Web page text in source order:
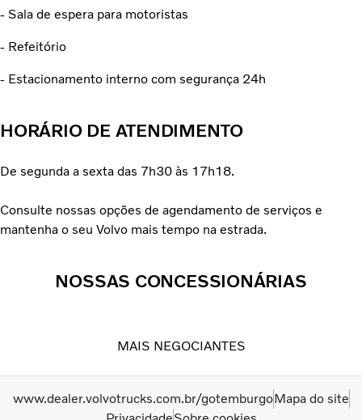
- Sala de espera para motoristas
- Refeitório
- Estacionamento interno com segurança 24h
HORÁRIO DE ATENDIMENTO
De segunda a sexta das 7h30 às 17h18.
Consulte nossas opções de agendamento de serviços e
mantenha o seu Volvo mais tempo na estrada.
NOSSAS CONCESSIONÁRIAS
MAIS NEGOCIANTES
www.dealer.volvotrucks.com.br/gotemburgoMapa do site